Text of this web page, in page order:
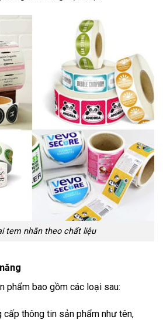
tem nhãn theo chất liệu
phẩm bao gồm các loại sau:
cấp thông tin sản phẩm như tên,